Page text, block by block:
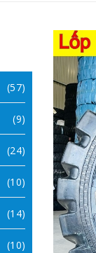
(57)
(9)
(24)
(10)
(14)
(10)